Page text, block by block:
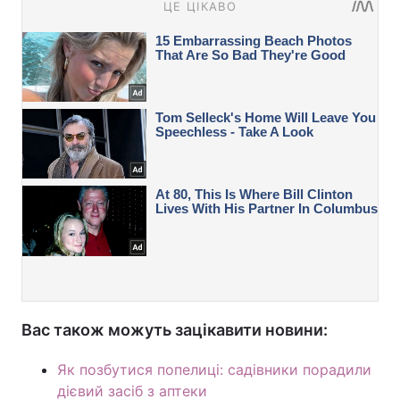
Вас також можуть зацікавити новини:
Як позбутися попелиці: садівники порадили
дієвий засіб з аптеки